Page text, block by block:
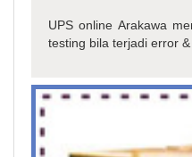
UPS online Arakawa
testing bila terjadi error &